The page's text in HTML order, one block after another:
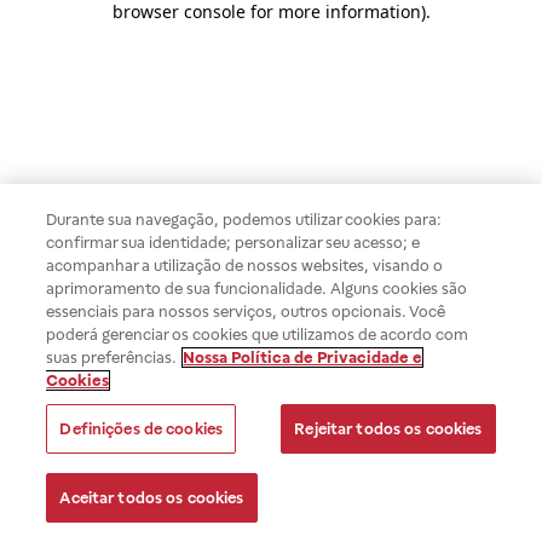
browser console for more information).
Durante sua navegação, podemos utilizar cookies para:
confirmar sua identidade; personalizar seu acesso; e
acompanhar a utilização de nossos websites, visando o
aprimoramento de sua funcionalidade. Alguns cookies são
essenciais para nossos serviços, outros opcionais. Você
poderá gerenciar os cookies que utilizamos de acordo com
suas preferências. Nossa Política de Privacidade e
Cookies
Definições de cookies Rejeitar todos os cookies
Aceitar todos os cookies